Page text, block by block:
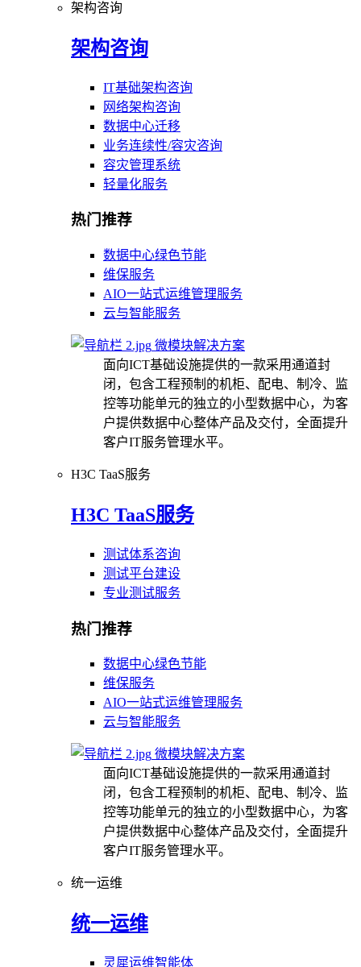
架构咨询
架构咨询
IT基础架构咨询
网络架构咨询
数据中心迁移
业务连续性/容灾咨询
容灾管理系统
轻量化服务
热门推荐
数据中心绿色节能
维保服务
AIO一站式运维管理服务
云与智能服务
微模块解决方案
面向ICT基础设施提供的一款采用通道封
闭，包含工程预制的机柜、配电、制冷、监
控等功能单元的独立的小型数据中心，为客
户提供数据中心整体产品及交付，全面提升
客户IT服务管理水平。
H3C TaaS服务
H3C TaaS服务
测试体系咨询
测试平台建设
专业测试服务
热门推荐
数据中心绿色节能
维保服务
AIO一站式运维管理服务
云与智能服务
微模块解决方案
面向ICT基础设施提供的一款采用通道封
闭，包含工程预制的机柜、配电、制冷、监
控等功能单元的独立的小型数据中心，为客
户提供数据中心整体产品及交付，全面提升
客户IT服务管理水平。
统一运维
统一运维
灵犀运维智能体